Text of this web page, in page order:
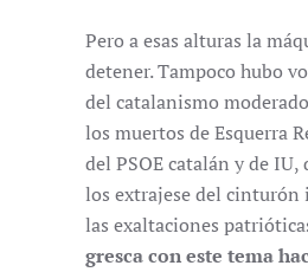
Pero a esas alturas la
detener. Tampoco hubo
del catalanismo
los muertos de Esquerra
del PSOE catalán y de
los extrajese del cinturón
las exaltaciones
gresca con este tema